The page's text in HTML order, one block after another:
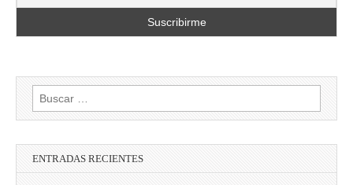
Buscar:
ENTRADAS RECIENTES